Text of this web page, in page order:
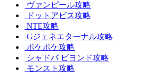
ヴァンピール攻略
ドットアビス攻略
NTE攻略
Gジェネエターナル攻略
ポケポケ攻略
シャドバ ビヨンド攻略
モンスト攻略